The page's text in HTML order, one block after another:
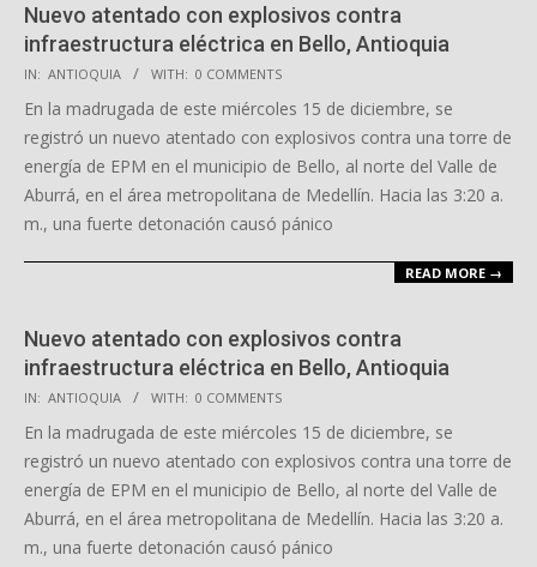
Nuevo atentado con explosivos contra
infraestructura eléctrica en Bello, Antioquia
2025-
10-
IN: ANTIOQUIA WITH: 0 COMMENTS
En la madrugada de este miércoles 15 de diciembre, se
registró un nuevo atentado con explosivos contra una torre de
energía de EPM en el municipio de Bello, al norte del Valle de
Aburrá, en el área metropolitana de Medellín. Hacia las 3:20 a.
m., una fuerte detonación causó pánico
READ MORE →
Nuevo atentado con explosivos contra
infraestructura eléctrica en Bello, Antioquia
2025-
10-
15
IN: ANTIOQUIA WITH: 0 COMMENTS
En la madrugada de este miércoles 15 de diciembre, se
registró un nuevo atentado con explosivos contra una torre de
energía de EPM en el municipio de Bello, al norte del Valle de
Aburrá, en el área metropolitana de Medellín. Hacia las 3:20 a.
m., una fuerte detonación causó pánico